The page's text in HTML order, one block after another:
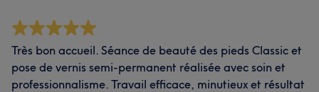
Très bon accueil. Séance de beauté des pieds Classic et
pose de vernis semi-permanent réalisée avec soin et
professionnalisme. Travail efficace, minutieux et résultat